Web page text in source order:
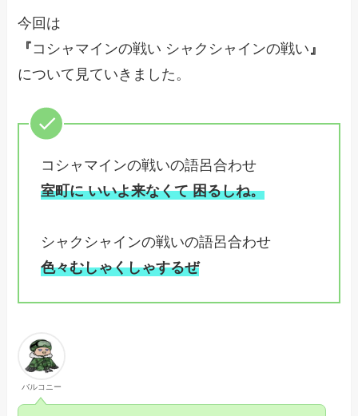
今回は
『コシャマインの戦い シャクシャインの戦い 』
について見ていきました。
コシャマインの戦いの語呂合わせ
室町に いいよ来なくて 困るしね。
シャクシャインの戦いの語呂合わせ
色々むしゃくしゃするぜ
バルコニー